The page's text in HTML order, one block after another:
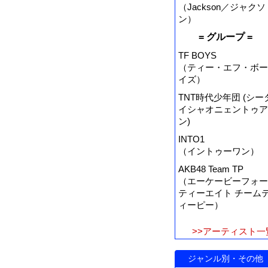
（Jackson／ジャクソ
ン）
= グループ =
TF BOYS
（ティー・エフ・ボー
イズ）
TNT時代少年団 (シー
イシャオニェントゥア
ン)
INTO1
（イントゥーワン）
AKB48 Team TP
（エーケービーフォー
ティーエイト チーム
ィーピー）
>>アーティスト一
ジャンル別・その他